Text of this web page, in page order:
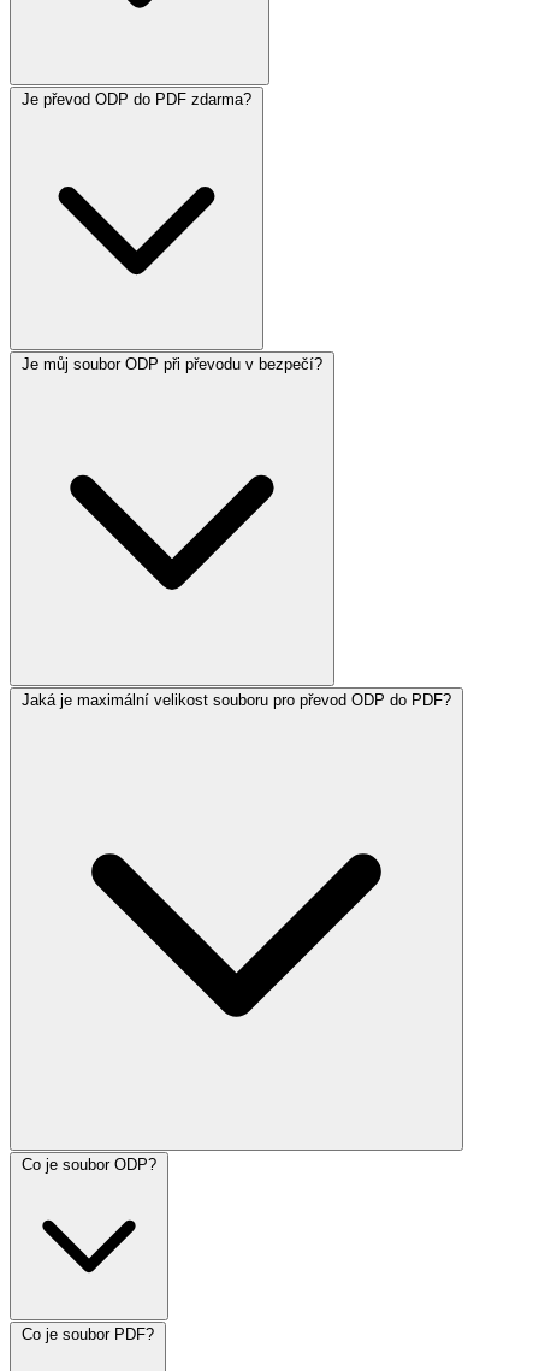
Je převod ODP do PDF zdarma?
Je můj soubor ODP při převodu v bezpečí?
Jaká je maximální velikost souboru pro převod ODP do PDF?
Co je soubor ODP?
Co je soubor PDF?